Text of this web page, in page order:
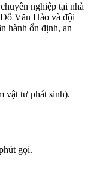
nghiệp tại nhà
Đỗ Văn Hảo và đội
hành ổn định, an
vật tư phát sinh).
gọi.